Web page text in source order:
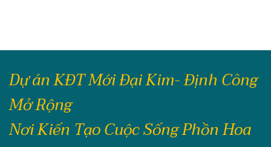
Dự án KĐT Mới Đại Kim- Định Công
Mở Rộng
Nơi Kiến Tạo Cuộc Sống Phồn Hoa